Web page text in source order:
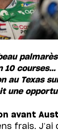
10 courses…
au Texas sur
une
avant
frais. J’ai